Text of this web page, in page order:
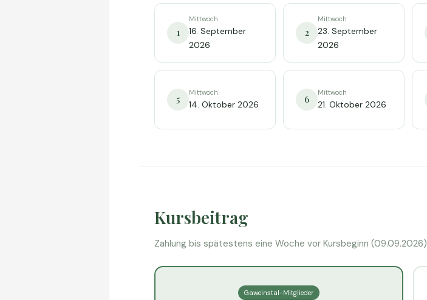
1
Mittwoch
16. September
2026
2
Mittwoch
23. September
2026
5
Mittwoch
14. Oktober 2026 6
Mittwoch
21. Oktober 2026
Kursbeitrag
Zahlung bis spätestens eine Woche vor Kursbeginn (09.09.2026)
Gaweinstal-Mitglieder